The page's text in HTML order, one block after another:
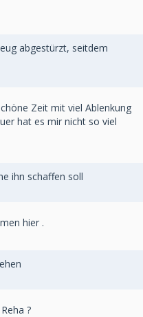
abgestürzt, seitdem
Zeit mit viel Ablenkung
hat es mir nicht so viel
ihn schaffen soll
hier .
?